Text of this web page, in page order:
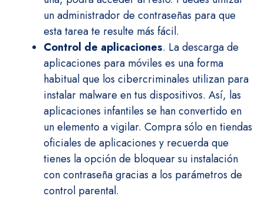
un administrador de contraseñas para que
esta tarea te resulte más fácil.
Control de aplicaciones. La descarga de
aplicaciones para móviles es una forma
habitual que los cibercriminales utilizan para
instalar malware en tus dispositivos. Así, las
aplicaciones infantiles se han convertido en
un elemento a vigilar. Compra sólo en tiendas
oficiales de aplicaciones y recuerda que
tienes la opción de bloquear su instalación
con contraseña gracias a los parámetros de
control parental.